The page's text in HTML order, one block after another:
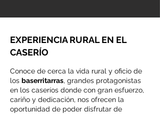
EXPERIENCIA RURAL EN EL
CASERÍO
Conoce de cerca la vida rural y oficio de
los baserritarras, grandes protagonistas
en los caseríos donde con gran esfuerzo,
cariño y dedicación, nos ofrecen la
oportunidad de poder disfrutar de